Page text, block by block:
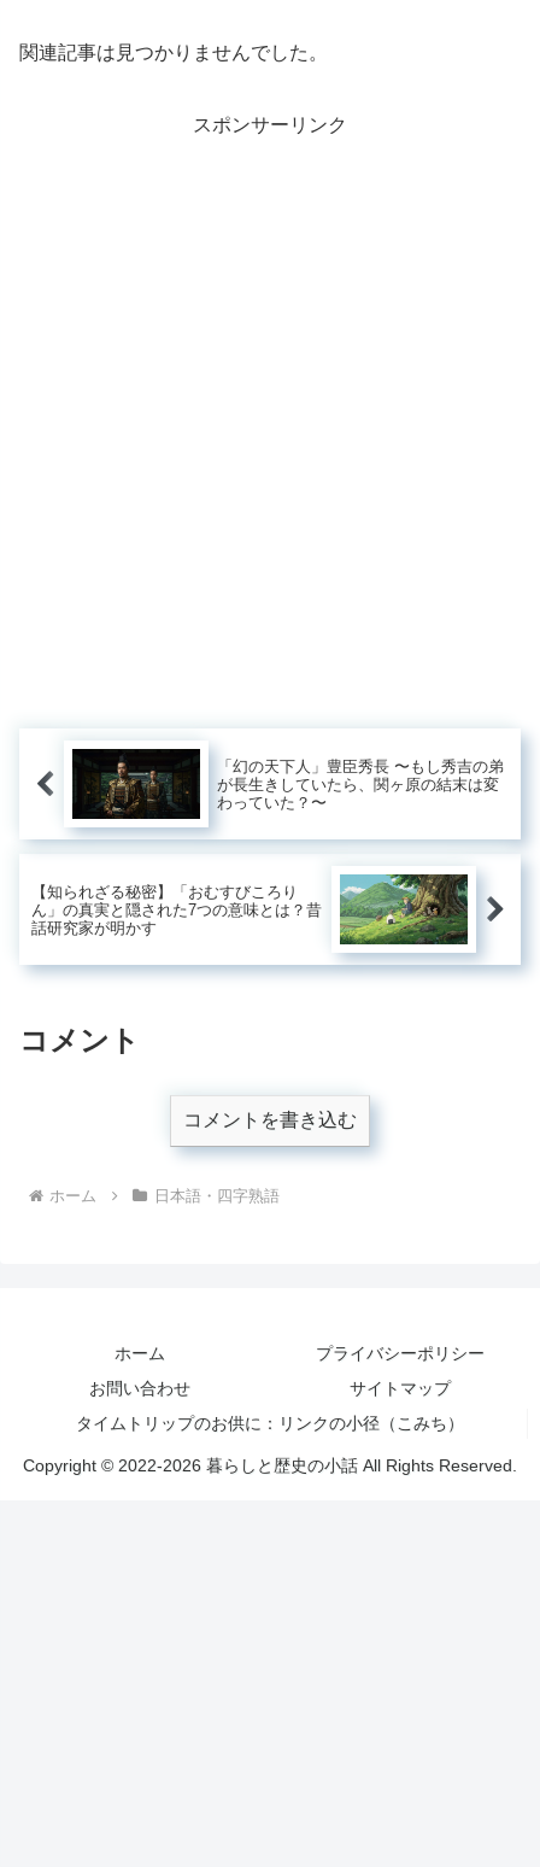
関連記事は見つかりませんでした。
スポンサーリンク
「幻の天下人」豊臣秀長 〜もし秀吉の弟
が長生きしていたら、関ヶ原の結末は変
わっていた？〜
【知られざる秘密】「おむすびころり
ん」の真実と隠された7つの意味とは？昔
話研究家が明かす
コメント
コメントを書き込む
ホーム 日本語・四字熟語
ホーム
プライバシーポリシー
お問い合わせ
サイトマップ
タイムトリップのお供に：リンクの小径（こみち）
Copyright © 2022-2026 暮らしと歴史の小話 All Rights Reserved.